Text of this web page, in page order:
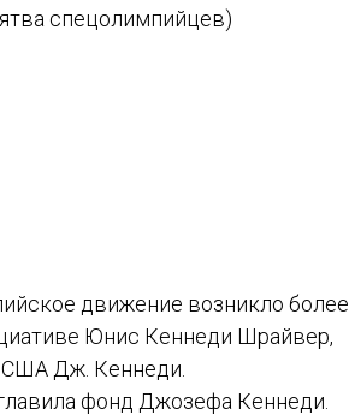
спецолимпийцев)
движение возникло более
Юнис Кеннеди Шрайвер,
США Дж. Кеннеди.
фонд Джозефа Кеннеди.